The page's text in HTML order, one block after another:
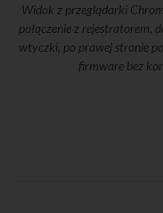
Widok z przeglądarki
połączenie z rejestratorem,
wtyczki, po prawej stronie
firmware bez